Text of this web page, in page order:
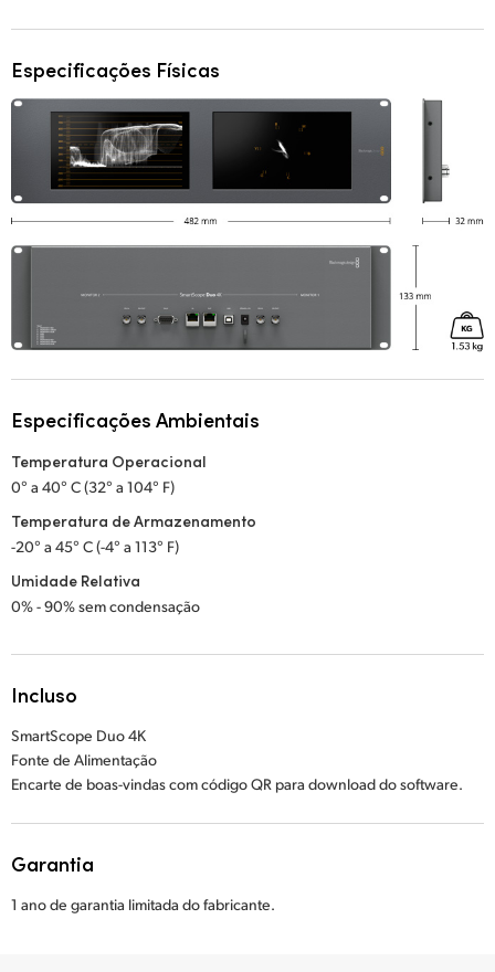
Especificações Físicas
Especificações Ambientais
Temperatura Operacional
0° a 40° C (32° a 104° F)
Temperatura de Armazenamento
-20° a 45° C (-4° a 113° F)
Umidade Relativa
0% - 90% sem condensação
Incluso
SmartScope Duo 4K
Fonte de Alimentação
Encarte de boas-vindas com código QR para download do software.
Garantia
1 ano de garantia limitada do fabricante.